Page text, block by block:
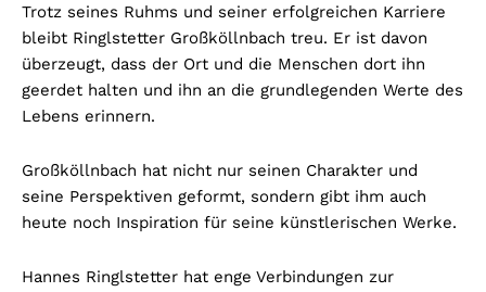
Trotz seines Ruhms und seiner erfolgreichen Karriere
bleibt Ringlstetter Großköllnbach treu. Er ist davon
überzeugt, dass der Ort und die Menschen dort ihn
geerdet halten und ihn an die grundlegenden Werte des
Lebens erinnern.
Großköllnbach hat nicht nur seinen Charakter und
seine Perspektiven geformt, sondern gibt ihm auch
heute noch Inspiration für seine künstlerischen Werke.
Hannes Ringlstetter hat enge Verbindungen zur